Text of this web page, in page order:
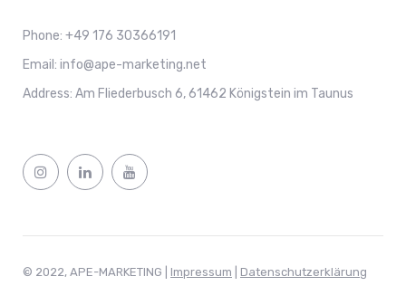
Phone: +49 176 30366191
Email: info@ape-marketing.net
Address: Am Fliederbusch 6, 61462 Königstein im Taunus
© 2022, APE-MARKETING | Impressum Datenschutzerklärung